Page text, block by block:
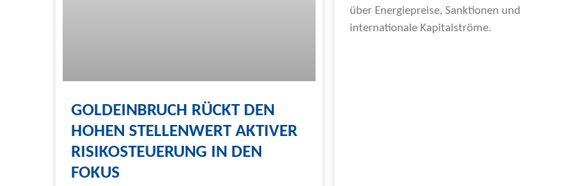
GOLDEINBRUCH RÜCKT DEN
HOHEN STELLENWERT AKTIVER
RISIKOSTEUERUNG IN DEN
FOKUS
über Energiepreise, Sanktionen und
internationale Kapitalströme.